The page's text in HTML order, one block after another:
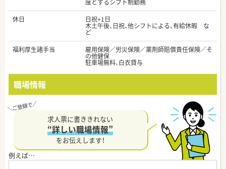
度とするシフト制勤務
休日
日祝+1日
木土午後、日祝、他シフトによる、有給休暇 な
ど
福利厚生諸手当
雇用保険／労災保険／薬剤師賠償責任保険／そ
の他健保
駐車場無料、白衣貸与
職場情報
求人票に書ききれない
“詳しい職場情報”
をお伝えします！